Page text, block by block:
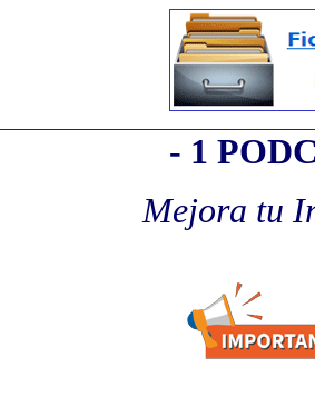
- 1
Mejora tu